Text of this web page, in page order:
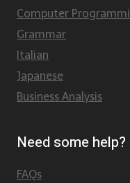
Computer
Grammar
Italian
Japanese
Business Analysis
Need some help?
FAQs